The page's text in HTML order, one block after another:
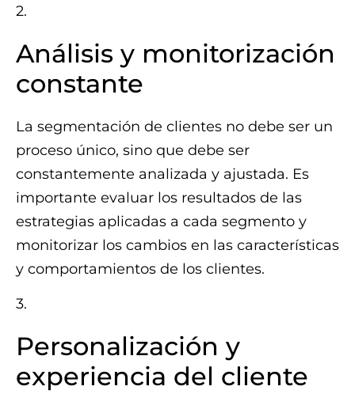
2.
Análisis y monitorización
constante
La segmentación de clientes no debe ser un
proceso único, sino que debe ser
constantemente analizada y ajustada. Es
importante evaluar los resultados de las
estrategias aplicadas a cada segmento y
monitorizar los cambios en las características
y comportamientos de los clientes.
3.
Personalización y
experiencia del cliente